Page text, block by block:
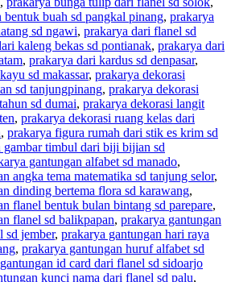
bentuk buah sd pangkal pinang, prakarya
sd ngawi, prakarya dari flanel sd
kaleng bekas sd pontianak, prakarya dari
, prakarya dari kardus sd denpasar,
sd makassar, prakarya dekorasi
sd tanjungpinang, prakarya dekorasi
sd dumai, prakarya dekorasi langit
, prakarya dekorasi ruang kelas dari
, prakarya figura rumah dari stik es krim sd
gambar timbul dari biji bijian sd
gantungan alfabet sd manado,
angka tema matematika sd tanjung selor,
dinding bertema flora sd karawang,
flanel bentuk bulan bintang sd parepare,
flanel sd balikpapan, prakarya gantungan
sd jember, prakarya gantungan hari raya
, prakarya gantungan huruf alfabet sd
id card dari flanel sd sidoarjo
kunci nama dari flanel sd palu,